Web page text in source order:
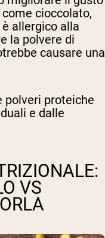
cioccolato,
allergico alla
la polvere di
causare una
polveri proteiche
e dalle
VS